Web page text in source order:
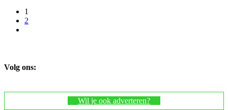
1
2
Volg ons:
Wil je ook adverteren?